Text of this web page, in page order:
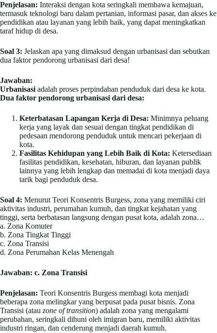
Penjelasan: Interaksi dengan kota seringkali membawa kemajuan,
termasuk teknologi baru dalam pertanian, informasi pasar, dan akses ke
pendidikan atau layanan yang lebih baik, yang dapat meningkatkan
taraf hidup di desa.
Soal 3: Jelaskan apa yang dimaksud dengan urbanisasi dan sebutkan
dua faktor pendorong urbanisasi dari desa!
Jawaban:
Urbanisasi adalah proses perpindahan penduduk dari desa ke kota.
Dua faktor pendorong urbanisasi dari desa:
Keterbatasan Lapangan Kerja di Desa: Minimnya peluang
kerja yang layak dan sesuai dengan tingkat pendidikan di
pedesaan mendorong penduduk untuk mencari pekerjaan di
kota.
Fasilitas Kehidupan yang Lebih Baik di Kota: Ketersediaan
fasilitas pendidikan, kesehatan, hiburan, dan layanan publik
lainnya yang lebih lengkap dan memadai di kota menjadi daya
tarik bagi penduduk desa.
Soal 4: Menurut Teori Konsentris Burgess, zona yang memiliki ciri
aktivitas industri, perumahan kumuh, dan tingkat kejahatan yang
tinggi, serta berbatasan langsung dengan pusat kota, adalah zona…
a. Zona Komuter
b. Zona Tingkat Tinggi
c. Zona Transisi
d. Zona Perumahan Kelas Menengah
Jawaban: c. Zona Transisi
Penjelasan: Teori Konsentris Burgess membagi kota menjadi
beberapa zona melingkar yang berpusat pada pusat bisnis. Zona
Transisi (atau zone of transition) adalah zona yang mengalami
perubahan, seringkali dihuni oleh imigran baru, memiliki aktivitas
industri ringan, dan cenderung menjadi daerah kumuh.